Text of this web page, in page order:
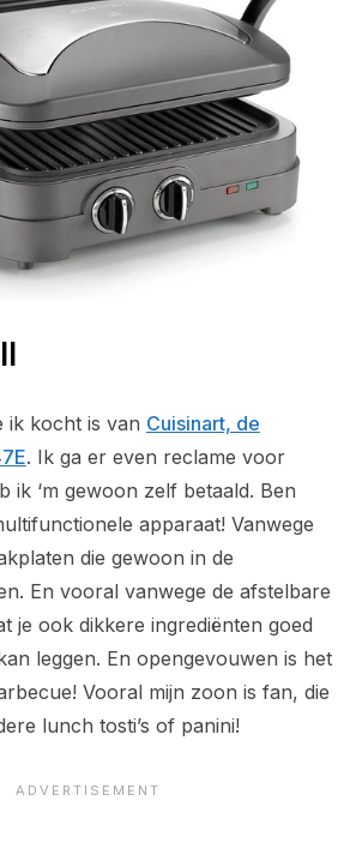
ik kocht is van Cuisinart, de
. Ik ga er even reclame voor
ik ‘m gewoon zelf betaald. Ben
apparaat! Vanwege
die gewoon in de
En vooral vanwege de afstelbare
je ook dikkere ingrediënten goed
leggen. En opengevouwen is het
Vooral mijn zoon is fan, die
lunch tosti’s of panini!